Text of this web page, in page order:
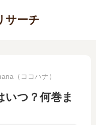
サーチ
（ココハナ）
いつ？何巻ま